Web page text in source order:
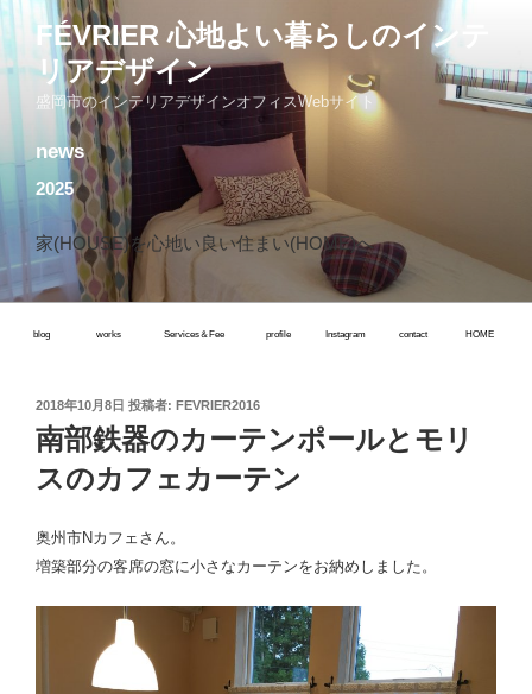
コ
ン
テ
プ
FÉVRIER 心地よい暮らしのインテ
リアデザイン
盛岡市のインテリアデザインオフィスWebサイト
news
2025
家(HOUSE)を心地い良い住まい(HOME)へ
blog works Services＆Fee profile Instagram contact HOME
投
稿
日:
2018年10月8日 投稿者: FEVRIER2016
南部鉄器のカーテンポールとモリ
スのカフェカーテン
奥州市Nカフェさん。
増築部分の客席の窓に小さなカーテンをお納めしました。